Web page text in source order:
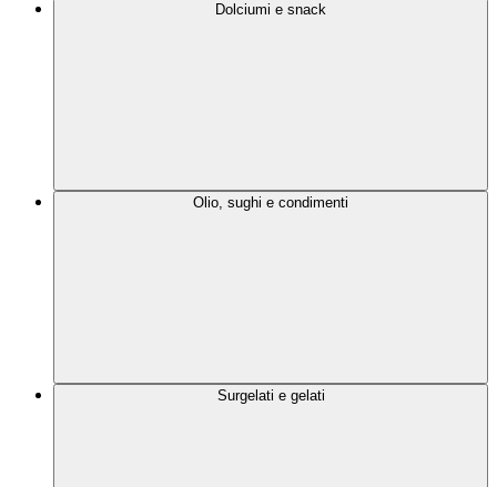
Dolciumi e snack
Olio, sughi e condimenti
Surgelati e gelati